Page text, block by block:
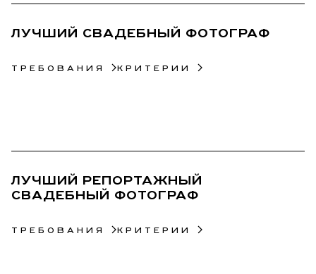
ЛУЧШИЙ СВАДЕБНЫЙ ФОТОГРАФ
ТРЕБОВАНИЯ КРИТЕРИИ
ЛУЧШИЙ РЕПОРТАЖНЫЙ
СВАДЕБНЫЙ ФОТОГРАФ
ТРЕБОВАНИЯ КРИТЕРИИ